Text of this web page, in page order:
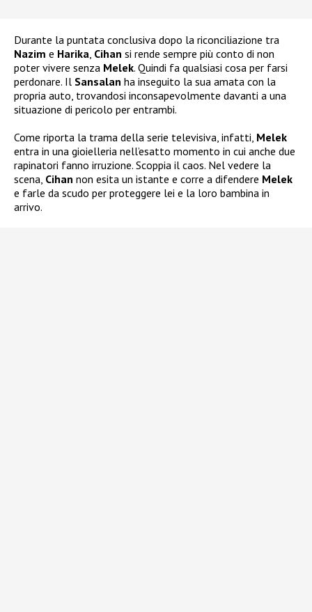
Durante la puntata conclusiva dopo la riconciliazione tra
Nazim e Harika, Cihan si rende sempre più conto di non
poter vivere senza Melek. Quindi fa qualsiasi cosa per farsi
perdonare. Il Sansalan ha inseguito la sua amata con la
propria auto, trovandosi inconsapevolmente davanti a una
situazione di pericolo per entrambi.
Come riporta la trama della serie televisiva, infatti, Melek
entra in una gioielleria nell’esatto momento in cui anche due
rapinatori fanno irruzione. Scoppia il caos. Nel vedere la
scena, Cihan non esita un istante e corre a difendere Melek
e farle da scudo per proteggere lei e la loro bambina in
arrivo.